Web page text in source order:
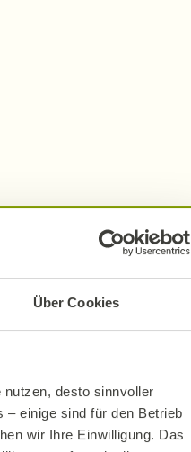
Über Cookies
desto sinnvoller
– einige sind für den Betrieb
wir Ihre Einwilligung. Das